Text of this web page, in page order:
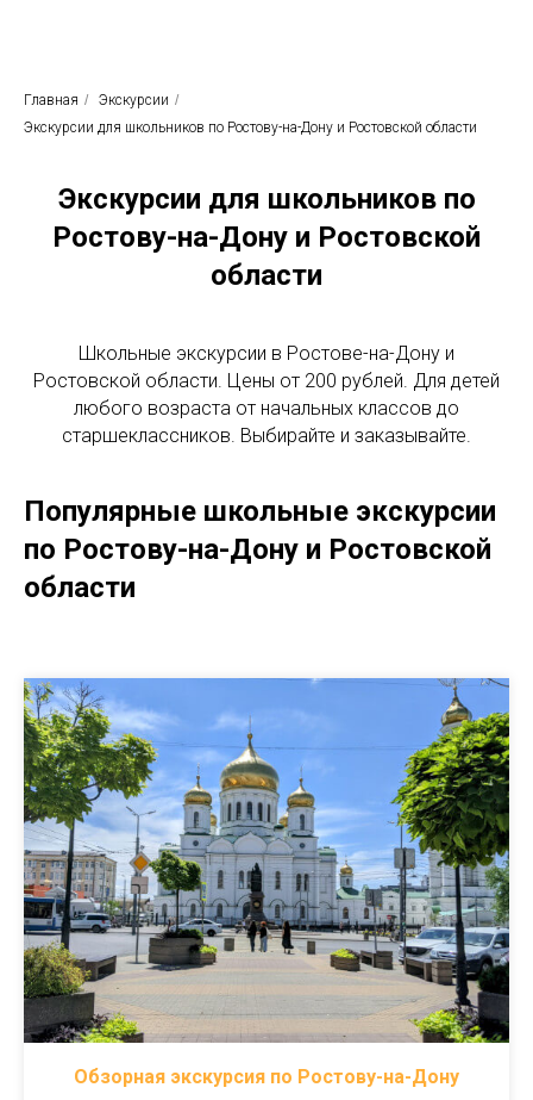
Главная / Экскурсии /
Экскурсии для школьников по Ростову-на-Дону и Ростовской области
Экскурсии для школьников по
Ростову-на-Дону и Ростовской
области
Школьные экскурсии в Ростове-на-Дону и
Ростовской области. Цены от 200 рублей. Для детей
любого возраста от начальных классов до
старшеклассников. Выбирайте и заказывайте.
Популярные школьные экскурсии
по Ростову-на-Дону и Ростовской
области
Обзорная экскурсия по Ростову-на-Дону